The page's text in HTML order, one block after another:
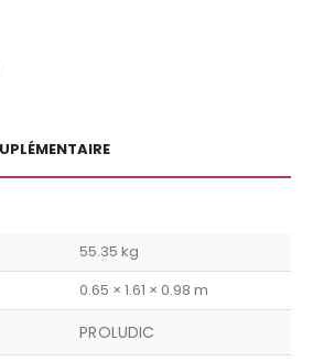
55.35 kg
0.65 × 1.61 × 0.98 m
PROLUDIC